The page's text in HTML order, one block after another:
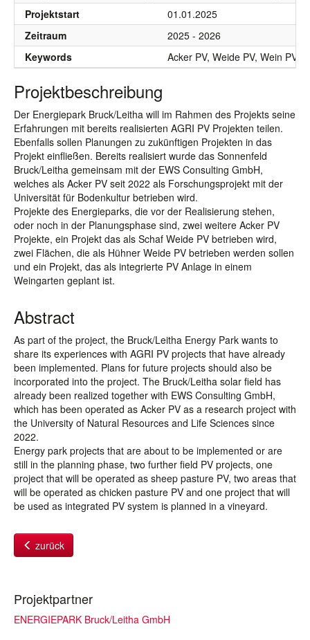
Projektstart
01.01.2025
Zeitraum
2025 - 2026
Keywords
Acker PV, Weide PV, Wein PV
Projektbeschreibung
Der Energiepark Bruck/Leitha will im Rahmen des Projekts seine
Erfahrungen mit bereits realisierten AGRI PV Projekten teilen.
Ebenfalls sollen Planungen zu zukünftigen Projekten in das
Projekt einfließen. Bereits realisiert wurde das Sonnenfeld
Bruck/Leitha gemeinsam mit der EWS Consulting GmbH,
welches als Acker PV seit 2022 als Forschungsprojekt mit der
Universität für Bodenkultur betrieben wird.
Projekte des Energieparks, die vor der Realisierung stehen,
oder noch in der Planungsphase sind, zwei weitere Acker PV
Projekte, ein Projekt das als Schaf Weide PV betrieben wird,
zwei Flächen, die als Hühner Weide PV betrieben werden sollen
und ein Projekt, das als integrierte PV Anlage in einem
Weingarten geplant ist.
Abstract
As part of the project, the Bruck/Leitha Energy Park wants to
share its experiences with AGRI PV projects that have already
been implemented. Plans for future projects should also be
incorporated into the project. The Bruck/Leitha solar field has
already been realized together with EWS Consulting GmbH,
which has been operated as Acker PV as a research project with
the University of Natural Resources and Life Sciences since
2022.
Energy park projects that are about to be implemented or are
still in the planning phase, two further field PV projects, one
project that will be operated as sheep pasture PV, two areas that
will be operated as chicken pasture PV and one project that will
be used as integrated PV system is planned in a vineyard.
zurück
Projektpartner
ENERGIEPARK Bruck/Leitha GmbH